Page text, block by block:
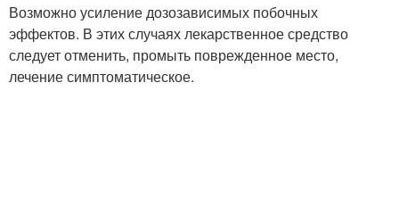
Возможно усиление дозозависимых побочных
эффектов. В этих случаях лекарственное средство
следует отменить, промыть поврежденное место,
лечение симптоматическое.